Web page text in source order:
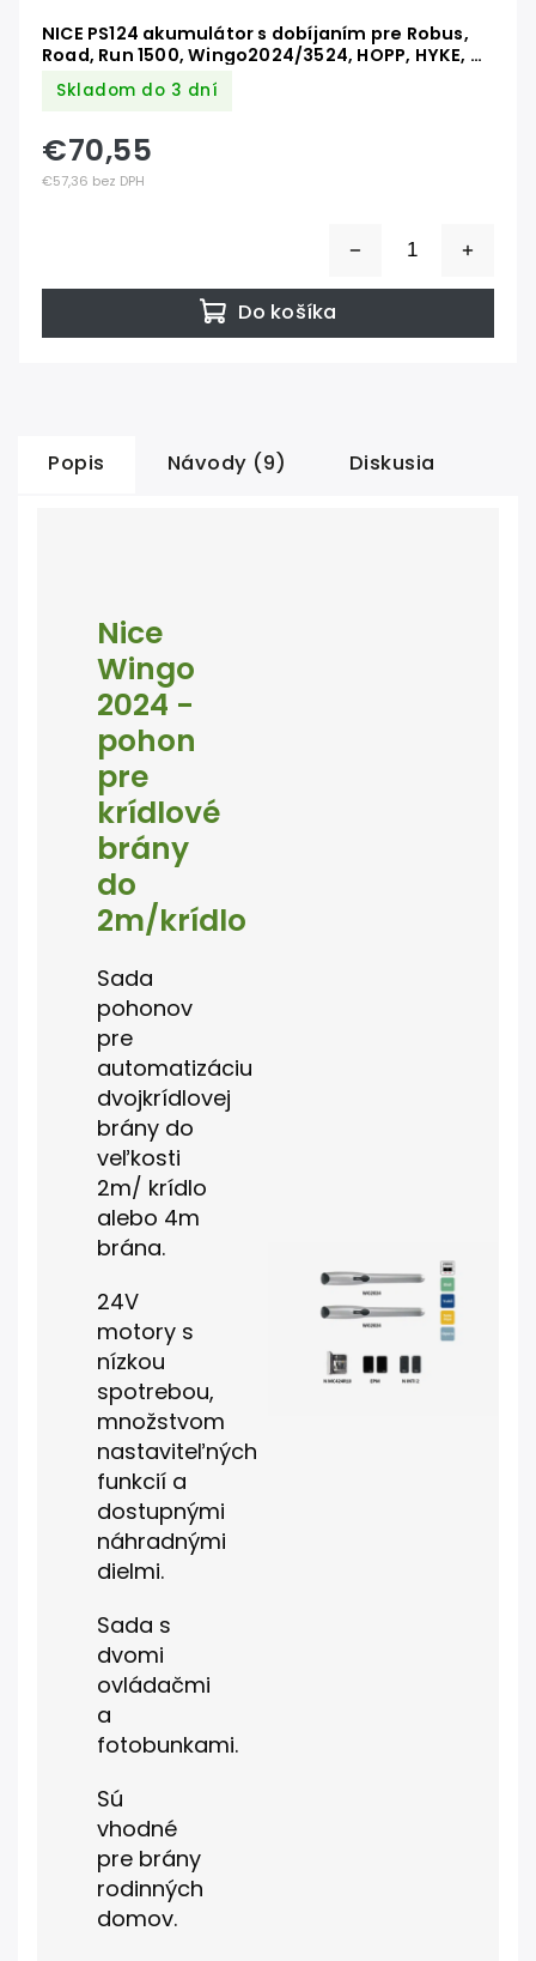
NICE PS124 akumulátor s dobíjaním pre Robus,
Road, Run 1500, Wingo2024/3524, HOPP, HYKE, X-
Skladom do 3 dní
€57,36 bez DPH
€70,55
Do košíka
Popis Návody (9) Diskusia
Nice
Wingo
2024 -
pohon
pre
krídlové
brány
do
2m/krídlo
Sada
pohonov
pre
automatizáciu
dvojkrídlovej
brány do
veľkosti
2m/ krídlo
alebo 4m
brána.
24V
motory s
nízkou
spotrebou,
množstvom
nastaviteľných
funkcií a
dostupnými
náhradnými
dielmi.
Sada s
dvomi
ovládačmi
a
fotobunkami.
Sú
vhodné
pre brány
rodinných
domov.